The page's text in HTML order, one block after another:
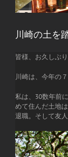
川崎の土を
皆様、お久しぶ
川崎は、今年の
私は、30数年前
めて住んだ土地
退職。そして友